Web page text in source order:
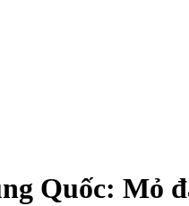
Quốc: Mỏ